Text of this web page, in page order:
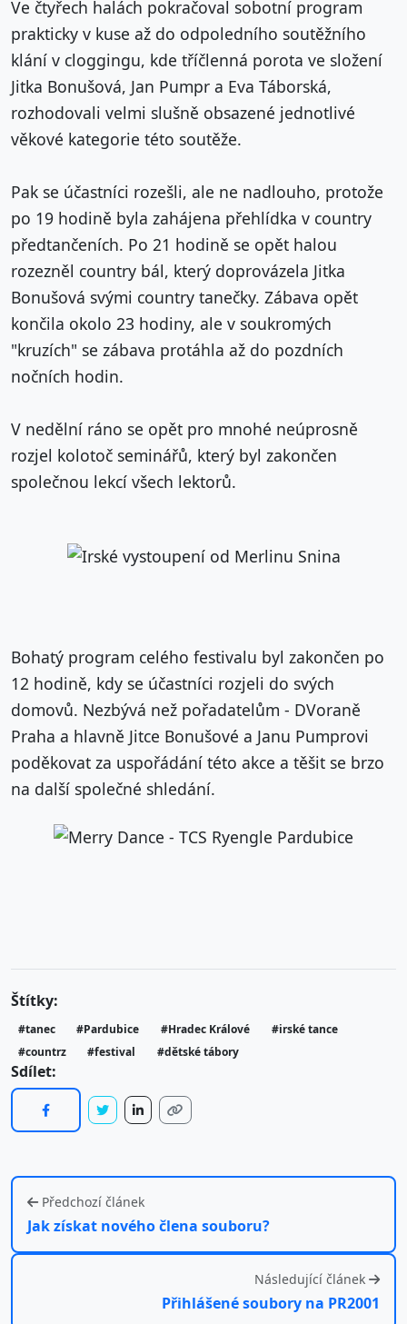
Ve čtyřech halách pokračoval sobotní program
prakticky v kuse až do odpoledního soutěžního
klání v cloggingu, kde tříčlenná porota ve složení
Jitka Bonušová, Jan Pumpr a Eva Táborská,
rozhodovali velmi slušně obsazené jednotlivé
věkové kategorie této soutěže.
Pak se účastníci rozešli, ale ne nadlouho, protože
po 19 hodině byla zahájena přehlídka v country
předtančeních. Po 21 hodině se opět halou
rozezněl country bál, který doprovázela Jitka
Bonušová svými country tanečky. Zábava opět
končila okolo 23 hodiny, ale v soukromých
"kruzích" se zábava protáhla až do pozdních
nočních hodin.
V nedělní ráno se opět pro mnohé neúprosně
rozjel kolotoč seminářů, který byl zakončen
společnou lekcí všech lektorů.
Bohatý program celého festivalu byl zakončen po
12 hodině, kdy se účastníci rozjeli do svých
domovů. Nezbývá než pořadatelům - DVoraně
Praha a hlavně Jitce Bonušové a Janu Pumprovi
poděkovat za uspořádání této akce a těšit se brzo
na další společné shledání.
Štítky:
#tanec #Pardubice #Hradec Králové
#irské tance
#countrz
#festival #dětské tábory
Sdílet:
Předchozí článek
Jak získat nového člena souboru?
Následující článek
Přihlášené soubory na PR2001